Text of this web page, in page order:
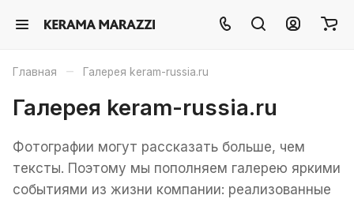
Главная – Галерея keram-russia.ru
Галерея keram-russia.ru
Фотографии могут рассказать больше, чем
тексты. Поэтому мы пополняем галерею яркими
событиями из жизни компании: реализованные